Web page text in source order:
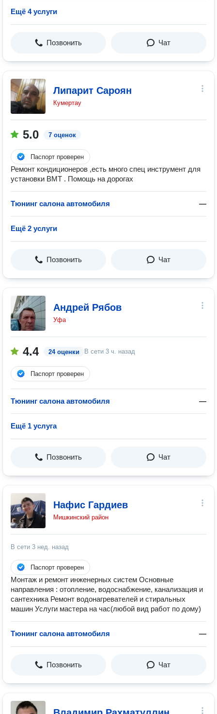
Ещё 4 услуги
Позвонить Чат
Липарит Сароян
Кумертау
5.0 7 оценок
Паспорт проверен
Ремонт кондиционеров ,есть много спец инструмент для
установки ВМТ . Помощь на дорогах
Тюнинг салона автомобиля —
Ещё 2 услуги
Позвонить Чат
Андрей Рябов
Уфа
4.4 24 оценки В сети 3 ч. назад
Паспорт проверен
Тюнинг салона автомобиля —
Ещё 1 услуга
Позвонить Чат
Нафис Гардиев
Мишкинский район
В сети 3 нед. назад
Паспорт проверен
Монтаж и ремонт инженерных систем Основные
направления : отопление, водоснабжение, канализация и
сантехника Ремонт водонагревателей и стиральных
машин Услуги мастера на час(любой вид работ по дому)
Тюнинг салона автомобиля —
Позвонить Чат